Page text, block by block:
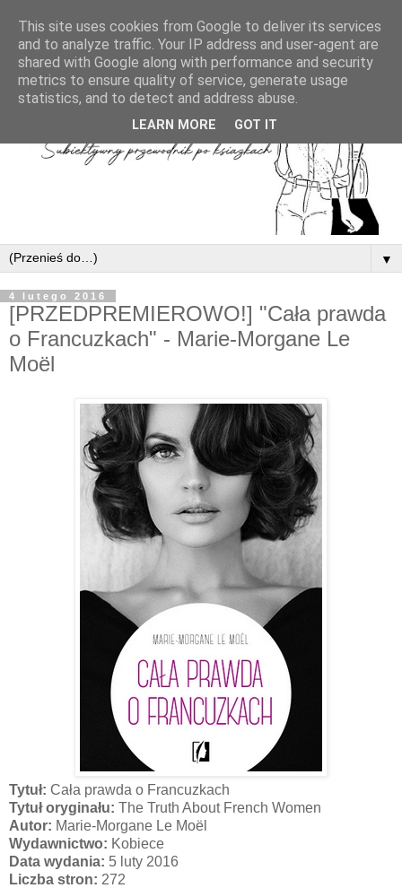
▼
4 lutego 2016
[PRZEDPREMIEROWO!] "Cała prawda
o Francuzkach" - Marie-Morgane Le
Moël
Tytuł: Cała prawda o Francuzkach
Tytuł oryginału: The Truth About French Women
Autor: Marie-Morgane Le Moël
Wydawnictwo: Kobiece
Data wydania: 5 luty 2016
Liczba stron: 272
This site uses cookies from Google to deliver its services
and to analyze traffic. Your IP address and user-agent are
shared with Google along with performance and security
metrics to ensure quality of service, generate usage
statistics, and to detect and address abuse.
LEARN MORE GOT IT